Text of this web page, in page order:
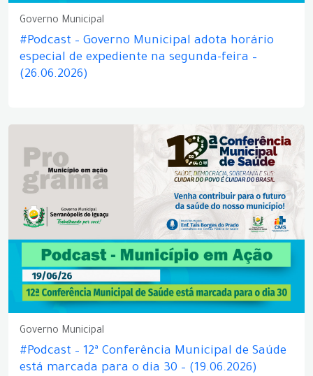
Governo Municipal
#Podcast – Governo Municipal adota horário
especial de expediente na segunda-feira –
(26.06.2026)
Governo Municipal
#Podcast – 12ª Conferência Municipal de Saúde
está marcada para o dia 30 – (19.06.2026)